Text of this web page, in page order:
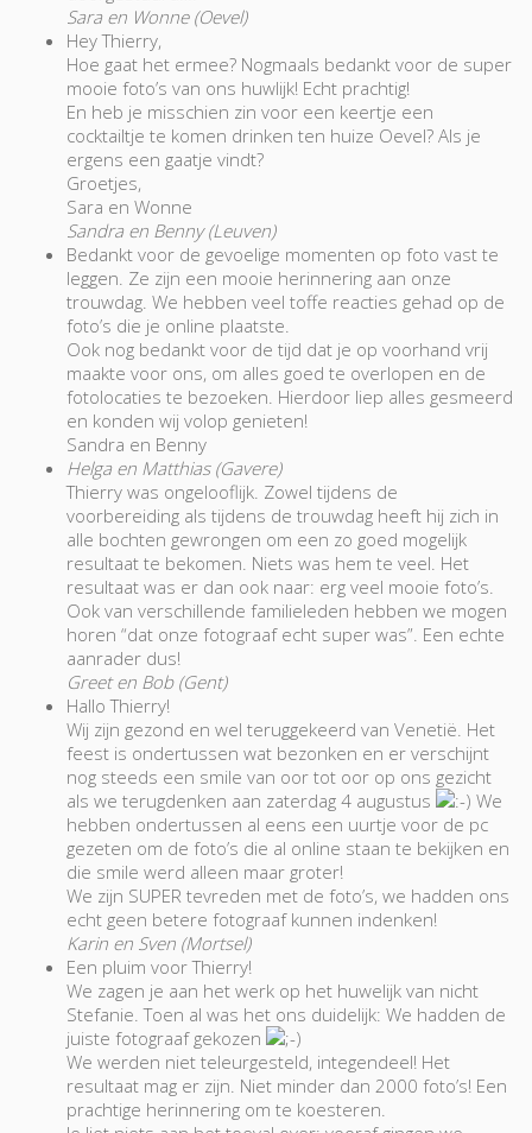
Sara en Wonne (Oevel)
Hey Thierry,
Hoe gaat het ermee? Nogmaals bedankt voor de super
mooie foto’s van ons huwlijk! Echt prachtig!
En heb je misschien zin voor een keertje een
cocktailtje te komen drinken ten huize Oevel? Als je
ergens een gaatje vindt?
Groetjes,
Sara en Wonne
Sandra en Benny (Leuven)
Bedankt voor de gevoelige momenten op foto vast te
leggen. Ze zijn een mooie herinnering aan onze
trouwdag. We hebben veel toffe reacties gehad op de
foto’s die je online plaatste.
Ook nog bedankt voor de tijd dat je op voorhand vrij
maakte voor ons, om alles goed te overlopen en de
fotolocaties te bezoeken. Hierdoor liep alles gesmeerd
en konden wij volop genieten!
Sandra en Benny
Helga en Matthias (Gavere)
Thierry was ongelooflijk. Zowel tijdens de
voorbereiding als tijdens de trouwdag heeft hij zich in
alle bochten gewrongen om een zo goed mogelijk
resultaat te bekomen. Niets was hem te veel. Het
resultaat was er dan ook naar: erg veel mooie foto’s.
Ook van verschillende familieleden hebben we mogen
horen “dat onze fotograaf echt super was”. Een echte
aanrader dus!
Greet en Bob (Gent)
Hallo Thierry!
Wij zijn gezond en wel teruggekeerd van Venetië. Het
feest is ondertussen wat bezonken en er verschijnt
nog steeds een smile van oor tot oor op ons gezicht
als we terugdenken aan zaterdag 4 augustus
We
hebben ondertussen al eens een uurtje voor de pc
gezeten om de foto’s die al online staan te bekijken en
die smile werd alleen maar groter!
We zijn SUPER tevreden met de foto’s, we hadden ons
echt geen betere fotograaf kunnen indenken!
Karin en Sven (Mortsel)
Een pluim voor Thierry!
We zagen je aan het werk op het huwelijk van nicht
Stefanie. Toen al was het ons duidelijk: We hadden de
juiste fotograaf gekozen
We werden niet teleurgesteld, integendeel! Het
resultaat mag er zijn. Niet minder dan 2000 foto’s! Een
prachtige herinnering om te koesteren.